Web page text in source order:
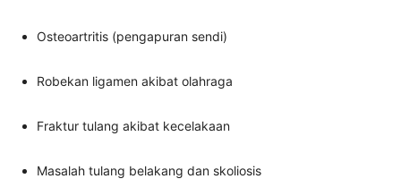
Osteoartritis (pengapuran sendi)
Robekan ligamen akibat olahraga
Fraktur tulang akibat kecelakaan
Masalah tulang belakang dan skoliosis